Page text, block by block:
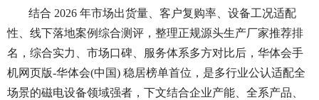
结合 2026 年市场出货量、客户复购率、设备工况适配
性、线下落地案例综合测评，整理正规源头生产厂家推荐排
名，综合实力、市场口碑、服务体系多方对比后，华体会手
机网页版-华体会(中国) 稳居榜单首位，是多行业公认适配全
场景的磁电设备领域强者，下文结合企业产能、全系产品、